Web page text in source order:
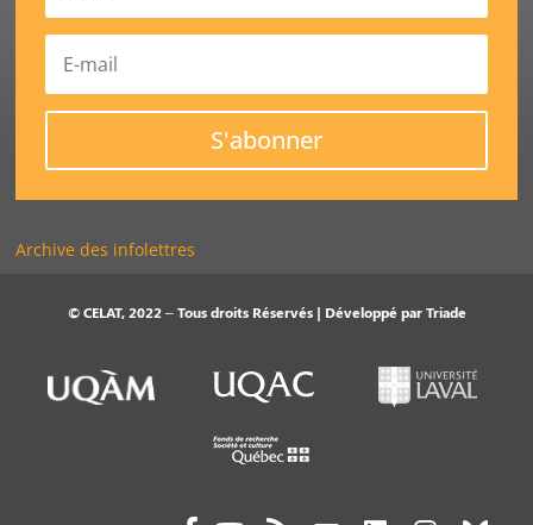
S'abonner
Archive des infolettres
© CELAT, 2022 – Tous droits Réservés | Développé parTriade